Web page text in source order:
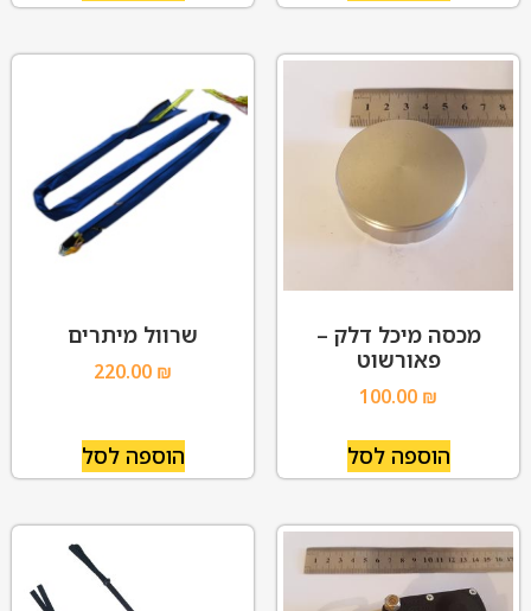
מכסה מיכל דלק –
פאורשוט
100.00 ₪
הוספה לסל
שרוול מיתרים
220.00 ₪
הוספה לסל